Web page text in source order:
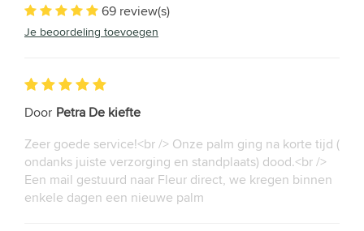
69 review(s)
Je beoordeling toevoegen
Door Petra De kiefte
Zeer goede service!<br /> Onze palm ging na korte tijd (
ondanks juiste verzorging en standplaats) dood.<br />
Een mail gestuurd naar Fleur direct, we kregen binnen
enkele dagen een nieuwe palm